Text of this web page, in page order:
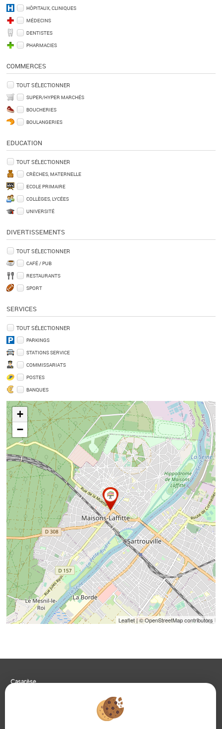
HÔPITAUX, CLINIQUES
MÉDECINS
DENTISTES
PHARMACIES
COMMERCES
TOUT SÉLECTIONNER
SUPER/HYPER MARCHÉS
BOUCHERIES
BOULANGERIES
EDUCATION
TOUT SÉLECTIONNER
CRÈCHES, MATERNELLE
ECOLE PRIMAIRE
COLLÈGES, LYCÉES
UNIVERSITÉ
DIVERTISSEMENTS
TOUT SÉLECTIONNER
CAFÉ / PUB
RESTAURANTS
SPORT
SERVICES
TOUT SÉLECTIONNER
PARKINGS
STATIONS SERVICE
COMMISSARIATS
POSTES
BANQUES
+
−
Leaflet| © OpenStreetMap contributors
Casarèse
09 85 65 95 83